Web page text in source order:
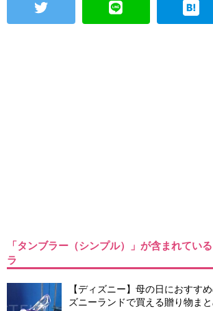
「タンブラー（シンプル）」が含まれてい
ラ
【ディズニー】母の日におすす
ズニーランドで買える贈り物まと